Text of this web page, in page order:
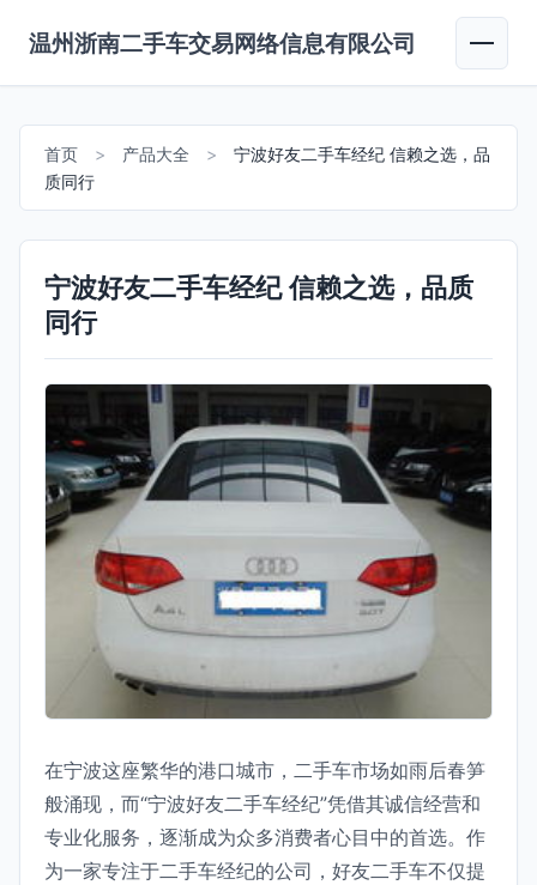
温州浙南二手车交易网络信息有限公司
首页 > 产品大全 >
宁波好友二手车经纪 信赖之选，品
质同行
宁波好友二手车经纪 信赖之选，品质
同行
在宁波这座繁华的港口城市，二手车市场如雨后春笋
般涌现，而“宁波好友二手车经纪”凭借其诚信经营和
专业化服务，逐渐成为众多消费者心目中的首选。作
为一家专注于二手车经纪的公司，好友二手车不仅提